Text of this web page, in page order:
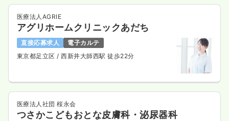
医療法人AGRIE
アグリホームクリニックあだち
直接応募求人
電子カルテ
東京都足立区/ 西新井大師西駅 徒歩22分
医療法人社団 桜永会
つさかこどもおとな皮膚科・泌尿器科